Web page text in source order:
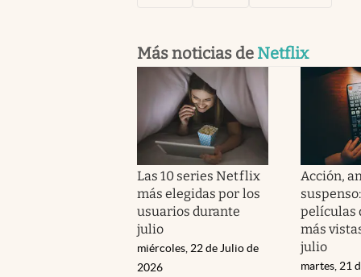
Más noticias de Netflix
Las 10 series Netflix
más elegidas por los
usuarios durante
julio
miércoles, 22 de Julio de
2026
Acción,
películas
más
julio
martes, 21